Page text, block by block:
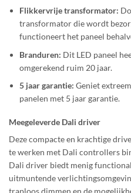
Flikkervrije transformator:
transformator die wordt
functioneert het paneel
Branduren: Dit LED paneel
omgerekend ruim 20 jaar.
5 jaar garantie:Geniet
panelen met 5 jaar garantie.
Meegeleverde Dali driver
Deze compacte en krachtige
te werken met Dali controllers
Dali driver biedt menig
uitmuntende